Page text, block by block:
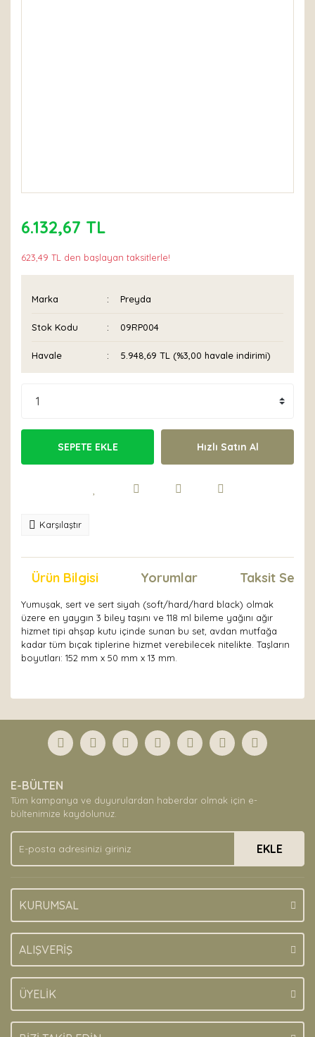
6.132,67 TL
623,49 TL den başlayan taksitlerle!
Marka Preyda
Stok Kodu 09RP004
Havale 5.948,69 TL (%3,00 havale indirimi)
SEPETE EKLE Hızlı Satın Al
Karşılaştır
Ürün Bilgisi Yorumlar Taksit
Yumuşak, sert ve sert siyah (soft/hard/hard black) olmak
üzere en yaygın 3 biley taşını ve 118 ml bileme yağını ağır
hizmet tipi ahşap kutu içinde sunan bu set, avdan mutfağa
kadar tüm bıçak tiplerine hizmet verebilecek nitelikte. Taşların
boyutları: 152 mm x 50 mm x 13 mm.
Yorum Yaz
formunu kullanarak tarafımıza iletebilirsiniz.
Görüş ve önerileriniz için teşekkür ederiz.
Ürün açıklamasında eksik bilgiler bulunuyor.
Ürün bilgilerinde hatalar bulunuyor.
Ürün fiyatı diğer sitelerden daha pahalı.
Bu ürüne benzer farklı alternatifler olmalı.
E-BÜLTEN
Tüm kampanya ve duyurulardan haberdar olmak için e-
bültenimize kaydolunuz.
EKLE
KURUMSAL
ALIŞVERİŞ
ÜYELİK